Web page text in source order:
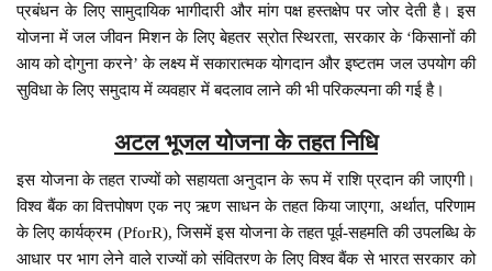
प्रबंधन के लिए सामुदायिक भागीदारी और मांग पक्ष हस्तक्षेप पर जोर देती है। इस
योजना में जल जीवन मिशन के लिए बेहतर स्रोत स्थिरता, सरकार के ‘किसानों की
आय को दोगुना करने’ के लक्ष्य में सकारात्मक योगदान और इष्टतम जल उपयोग की
सुविधा के लिए समुदाय में व्यवहार में बदलाव लाने की भी परिकल्पना की गई है।
अटल भूजल योजना के तहत निधि
इस योजना के तहत राज्यों को सहायता अनुदान के रूप में राशि प्रदान की जाएगी।
विश्व बैंक का वित्तपोषण एक नए ऋण साधन के तहत किया जाएगा, अर्थात, परिणाम
के लिए कार्यक्रम (PforR), जिसमें इस योजना के तहत पूर्व-सहमति की उपलब्धि के
आधार पर भाग लेने वाले राज्यों को संवितरण के लिए विश्व बैंक से भारत सरकार को